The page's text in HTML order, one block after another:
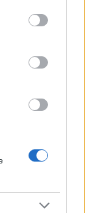
may click to
party tags to
below Google
σχέδιο του
κράτους»
Τσίπρας
Αριστερή